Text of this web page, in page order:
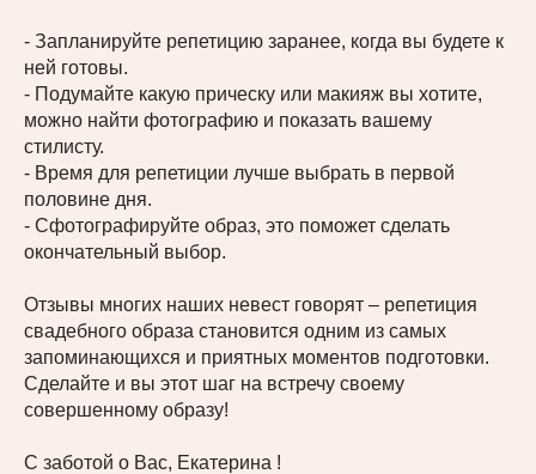
- Запланируйте репетицию заранее, когда вы будете к
ней готовы.
- Подумайте какую прическу или макияж вы хотите,
можно найти фотографию и показать вашему
стилисту.
- Время для репетиции лучше выбрать в первой
половине дня.
- Сфотографируйте образ, это поможет сделать
окончательный выбор.
Отзывы многих наших невест говорят – репетиция
свадебного образа становится одним из самых
запоминающихся и приятных моментов подготовки.
Сделайте и вы этот шаг на встречу своему
совершенному образу!
С заботой о Вас, Екатерина !